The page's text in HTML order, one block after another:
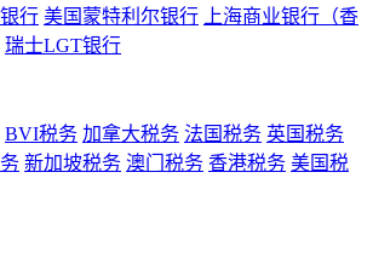
行 美国蒙特利尔银行
上海商业银行（香
瑞士LGT银行
BVI税务 加拿大税务 法国税务 英国税务
新加坡税务 澳门税务 香港税务 美国税